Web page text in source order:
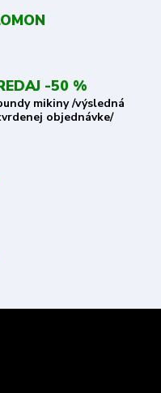
-50 %
mikiny /výsledná
objednávke/